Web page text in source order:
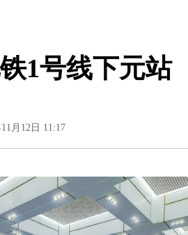
1号线下元站
月12日 11:17